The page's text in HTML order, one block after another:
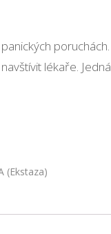
lékaře.
(Ekstaza)